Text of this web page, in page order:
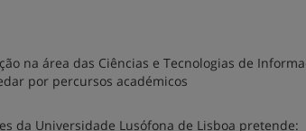
na área das Ciências e Tecnologias de
por percursos académicos
da Universidade Lusófona de Lisboa pretende: